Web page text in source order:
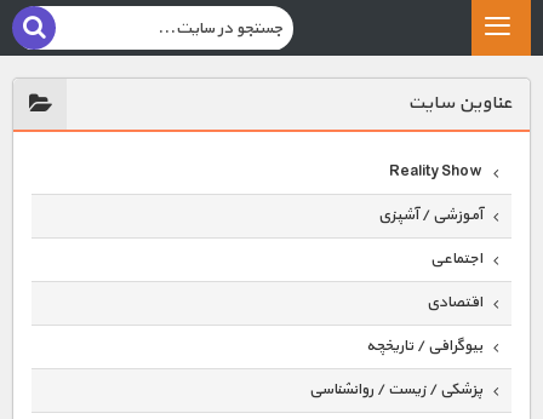
عناوين سايت
Reality Show
آموزشی / آشپزی
اجتماعی
اقتصادی
بیوگرافی / تاریخچه
پزشکی / زیست / روانشناسی